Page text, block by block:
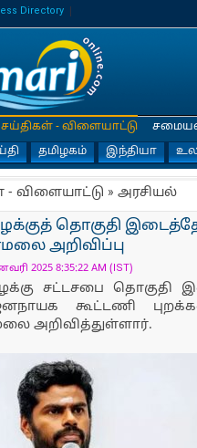
Directory
- விளையாட்டு
தமிழகம் இந்தியா
- விளையாட்டு » அரசியல்
தொகுதி
அறிவிப்பு
2025 8:35:22 AM (IST)
சட்டசபை
கூட்டணி
அறிவித்துள்ளார்.